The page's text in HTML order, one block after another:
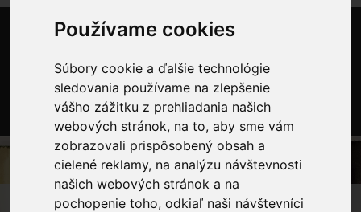
Používame cookies
Súbory cookie a ďalšie technológie
sledovania používame na zlepšenie
vášho zážitku z prehliadania našich
webových stránok, na to, aby sme vám
zobrazovali prispôsobený obsah a
cielené reklamy, na analýzu návštevnosti
našich webových stránok a na
pochopenie toho, odkiaľ naši návštevníci
0
OBCHOD
PRIADZE